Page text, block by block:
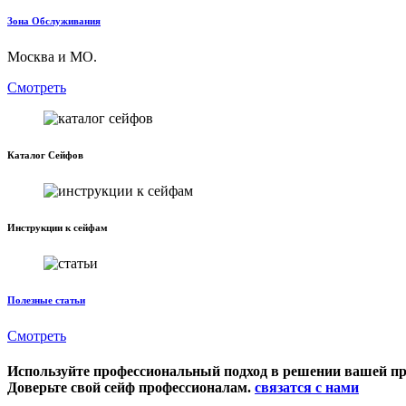
Зона Обслуживания
Москва и МО.
Смотреть
Каталог Сейфов
Инструкции к сейфам
Полезные статьи
Смотреть
Используйте профессиональный подход в решении вашей
Доверьте свой сейф профессионалам. связатся с нами